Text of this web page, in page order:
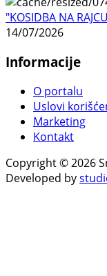
"KOSIDBA NA
14/07/2026
Informacije
O portalu
Uslovi
Marketing
Kontakt
Copyright © 2026
Developed by